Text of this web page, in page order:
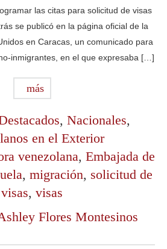
las citas para solicitud de visas
se publicó en la página oficial de la
en Caracas, un comunicado para
inmigrantes, en el que expresaba […]
más
, Nacionales,
en el Exterior
venezolana, Embajada de
, migración, solicitud de
visas, visas
Flores Montesinos